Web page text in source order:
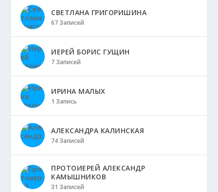
СВЕТЛАНА ГРИГОРИШИНА
67 Записей
ИЕРЕЙ БОРИС ГУЩИН
7 Записей
ИРИНА МАЛЫХ
1 Запись
АЛЕКСАНДРА КАЛИНСКАЯ
74 Записей
ПРОТОИЕРЕЙ АЛЕКСАНДР
КАМЫШНИКОВ
31 Записей